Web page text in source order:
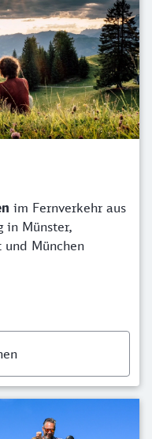
im Fernverkehr aus
in Münster,
München